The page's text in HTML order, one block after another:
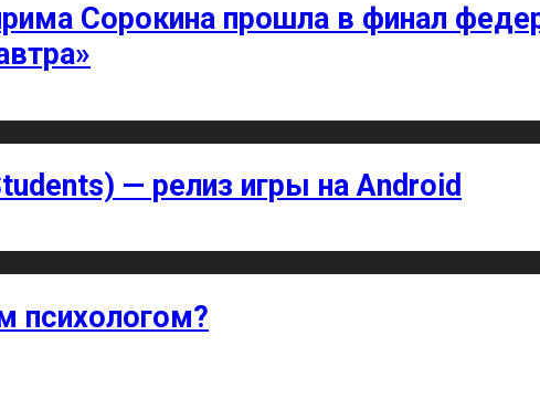
Сорокина прошла в финал
— релиз игры на Android
психологом?